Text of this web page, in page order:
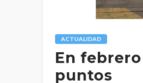
ACTUALIDAD
En
puntos